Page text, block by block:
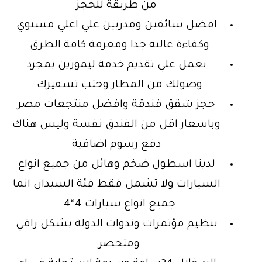
من طريقة للحجز
افضل سائقين ومدربين علي اعلي مستوي
وكفاءة عالية جدا ومعرفة كافة الطرق .
نعمل علي تقديم خدمة ليموزين بمجرد
وصولك من المطار وحتب تسفيرك .
حجز شقق فندقة وافضل منتجعات مصر
وباسعار اقل من الفندق نفسة وليس هناك
دفع رسوم اضافية
لدينا اسطول ضخم وهائل من جميع انواع
السيارات ولا تشمل فقط فئة السيدان انما
جميع انواع سيارات 4*4 .
تنظيم مؤتمرات وندوات الدولة بشكل راقي
ومتحضر .